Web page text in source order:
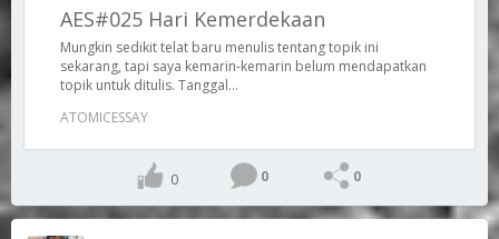
AES#025 Hari Kemerdekaan
Mungkin sedikit telat baru menulis tentang topik ini
sekarang, tapi saya kemarin-kemarin belum mendapatkan
topik untuk ditulis. Tanggal...
ATOMICESSAY
0 0 0